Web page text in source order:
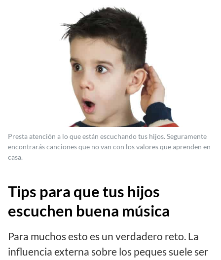
Presta atención a lo que están escuchando tus hijos. Seguramente
encontrarás canciones que no van con los valores que aprenden en
casa.
Tips para que tus hijos
escuchen buena música
Para muchos esto es un verdadero reto. La
influencia externa sobre los peques suele ser